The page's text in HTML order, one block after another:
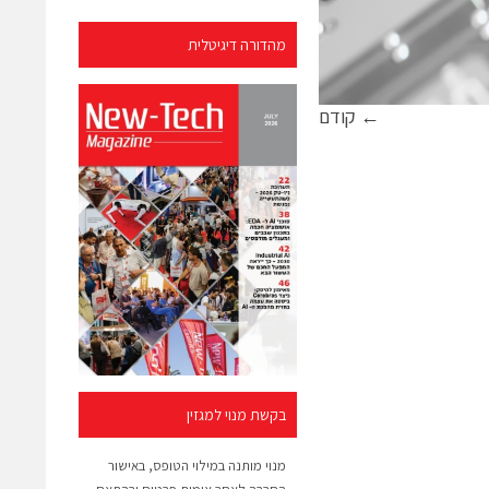
מהדורה דיגיטלית
בקשת מנוי למגזין
מנוי מותנה במילוי הטופס, באישור
← קודם